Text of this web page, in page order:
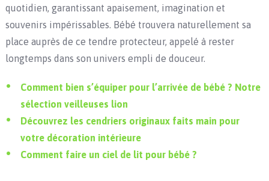
quotidien, garantissant apaisement, imagination et
souvenirs impérissables. Bébé trouvera naturellement sa
place auprès de ce tendre protecteur, appelé à rester
longtemps dans son univers empli de douceur.
Comment bien s’équiper pour l’arrivée de bébé ? Notre
sélection veilleuses lion
Découvrez les cendriers originaux faits main pour
votre décoration intérieure
Comment faire un ciel de lit pour bébé ?